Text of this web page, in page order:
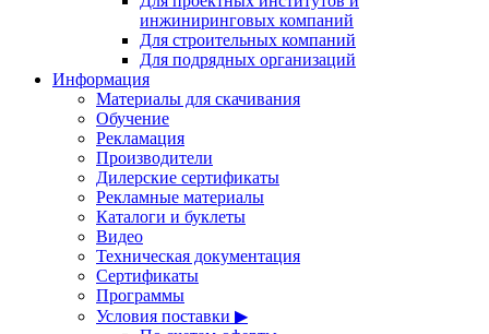
инжиниринговых компаний
Для строительных компаний
Для подрядных организаций
Информация
Материалы для скачивания
Обучение
Рекламация
Производители
Дилерские сертификаты
Рекламные материалы
Каталоги и буклеты
Видео
Техническая документация
Сертификаты
Программы
Условия поставки ▶